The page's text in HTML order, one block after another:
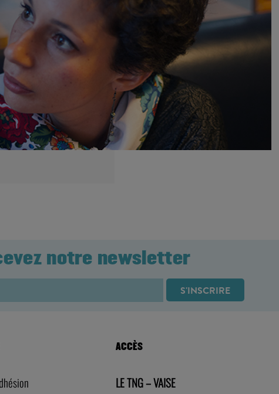
notre newsletter
ACCÈS
LE TNG – VAISE